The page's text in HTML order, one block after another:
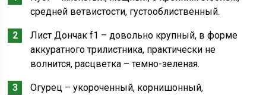
средней ветвистости, густооблиственный.
Лист Дончак f1 – довольно крупный, в форме
аккуратного трилистника, практически не
волнится, расцветка – темно-зеленая.
Огурец – укороченный, корнишонный,